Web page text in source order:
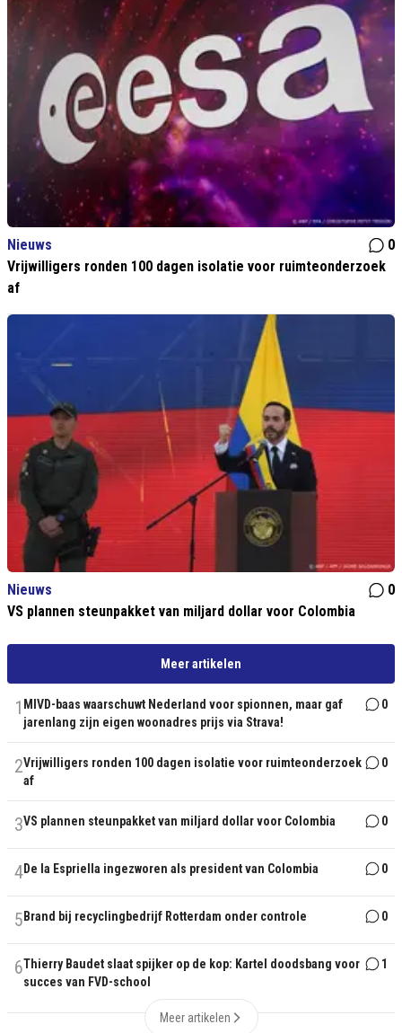
Nieuws
0
Vrijwilligers ronden 100 dagen isolatie voor ruimteonderzoek
af
Nieuws
0
VS plannen steunpakket van miljard dollar voor Colombia
Meer artikelen
1 MIVD-baas waarschuwt Nederland voor spionnen, maar gaf
jarenlang zijn eigen woonadres prijs via Strava!
0
2Vrijwilligers ronden 100 dagen isolatie voor ruimteonderzoek
af
0
3VS plannen steunpakket van miljard dollar voor Colombia 0
4De la Espriella ingezworen als president van Colombia 0
5 Brand bij recyclingbedrijf Rotterdam onder controle 0
6Thierry Baudet slaat spijker op de kop: Kartel doodsbang voor
succes van FVD-school
1
Meer artikelen